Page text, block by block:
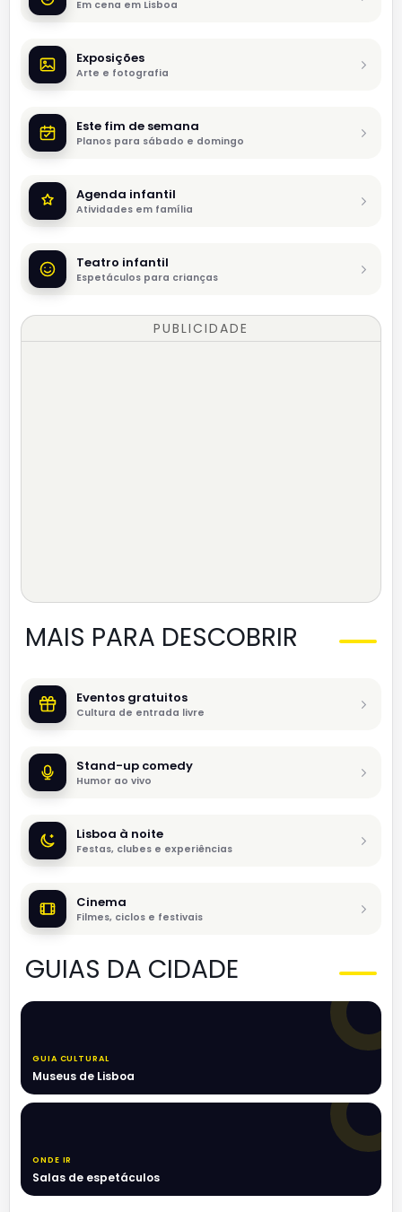
Em cena em Lisboa
Exposições
Arte e fotografia
Este fim de semana
Planos para sábado e domingo
Agenda infantil
Atividades em família
Teatro infantil
Espetáculos para crianças
PUBLICIDADE
MAIS PARA DESCOBRIR
Eventos gratuitos
Cultura de entrada livre
Stand-up comedy
Humor ao vivo
Lisboa à noite
Festas, clubes e experiências
Cinema
Filmes, ciclos e festivais
GUIAS DA CIDADE
GUIA CULTURAL
Museus de Lisboa
ONDE IR
Salas de espetáculos